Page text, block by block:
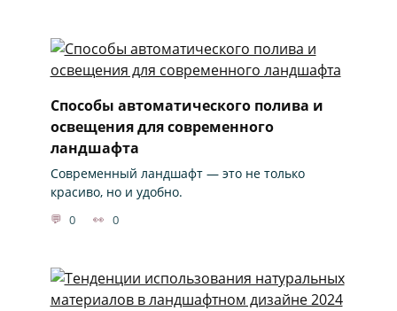
Способы автоматического полива и
освещения для современного
ландшафта
Современный ландшафт — это не только
красиво, но и удобно.
0 0